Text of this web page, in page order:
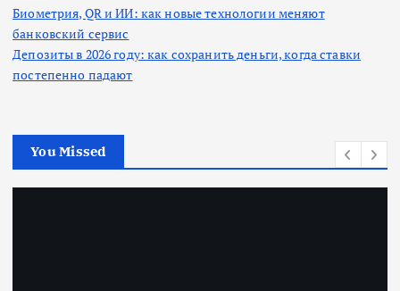
Биометрия, QR и ИИ: как новые технологии меняют
банковский сервис
Депозиты в 2026 году: как сохранить деньги, когда ставки
постепенно падают
You Missed